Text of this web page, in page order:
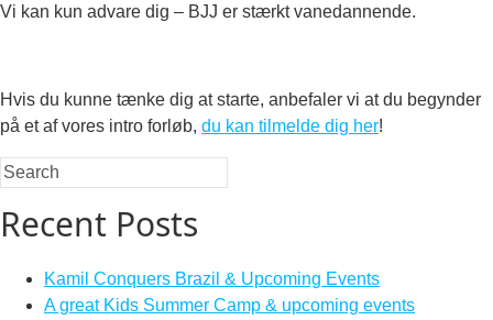
Vi kan kun advare dig – BJJ er stærkt vanedannende.
Hvis du kunne tænke dig at starte, anbefaler vi at du begynder
på et af vores intro forløb, du kan tilmelde dig her!
Recent Posts
Kamil Conquers Brazil & Upcoming Events
A great Kids Summer Camp & upcoming events